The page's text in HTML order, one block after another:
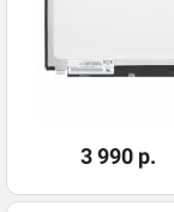
3 990 р.